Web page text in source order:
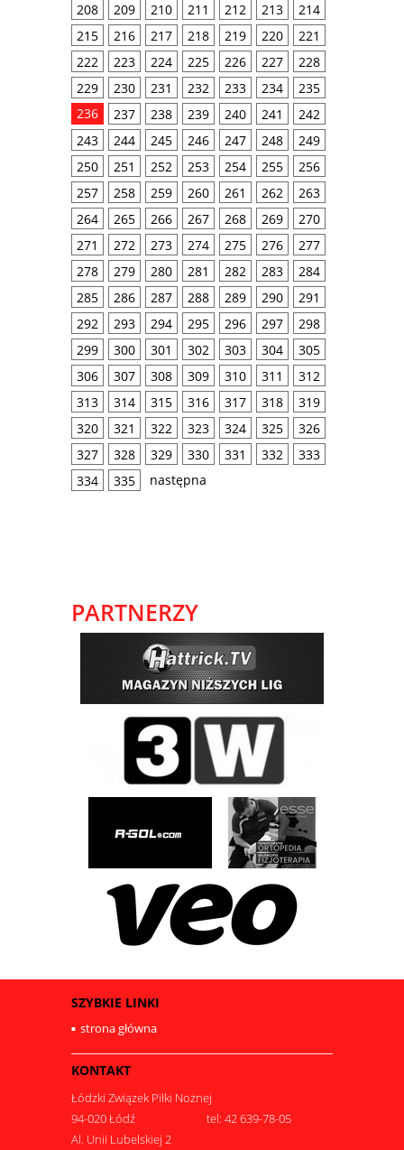
208
209 210 211 212 213
214
215
216 217 218 219 220
221
222
223 224 225 226 227
228
229
230 231 232 233 234
235
236
237 238 239 240 241
242
243
244 245 246 247 248
249
250
251 252 253 254 255
256
257
258 259 260 261 262
263
264
265 266 267 268 269
270
271
272 273 274 275 276
277
278
279 280 281 282 283
284
285
286 287 288 289 290
291
292
293 294 295 296 297
298
299
300 301 302 303 304
305
306
307 308 309 310 311
312
313
314 315 316 317 318
319
320
321 322 323 324 325
326
327
328 329 330 331 332
333
334
335 następna
PARTNERZY
SZYBKIE LINKI
strona główna
KONTAKT
Łódzki Związek Piłki Nożnej
94-020 Łódź
tel: 42 639-78-05
Al. Unii Lubelskiej 2